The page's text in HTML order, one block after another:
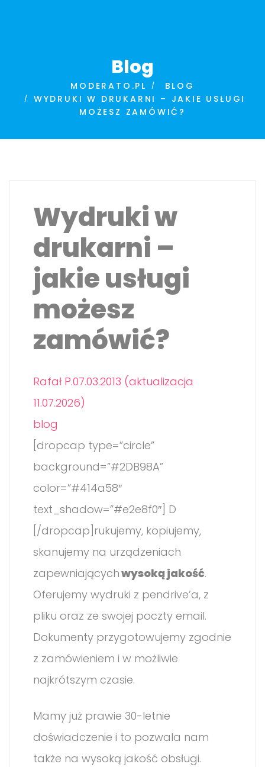
Blog
MODERATO.PL
BLOG
WYDRUKI W DRUKARNI – JAKIE USŁUGI
MOŻESZ ZAMÓWIĆ?
Wydruki w
drukarni –
jakie usługi
możesz
zamówić?
Rafał P.07.03.2013 (aktualizacja
11.07.2026)
blog
[dropcap type=”circle”
background=”#2DB98A”
color=”#414a58″
text_shadow=”#e2e8f0″] D
[/dropcap]rukujemy, kopiujemy,
skanujemy na urządzeniach
zapewniającychwysoką jakość.
Oferujemy wydruki z pendrive’a, z
pliku oraz ze swojej poczty email.
Dokumenty przygotowujemy zgodnie
z zamówieniem i w możliwie
najkrótszym czasie.
Mamy już prawie 30-letnie
doświadczenie i to pozwala nam
także na wysoką jakość obsługi.